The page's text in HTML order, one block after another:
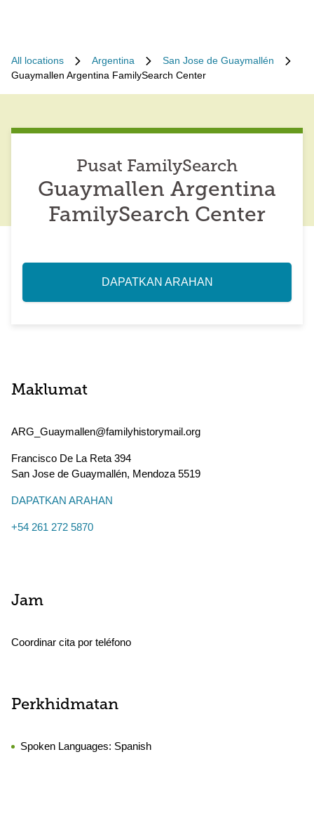
All locations Argentina
San Jose de Guaymallén
Guaymallen Argentina FamilySearch Center
Pusat FamilySearch
Guaymallen Argentina
FamilySearch Center
DAPATKAN ARAHAN
Maklumat
ARG_Guaymallen@familyhistorymail.org
Francisco De La Reta 394
San Jose de Guaymallén, Mendoza 5519
DAPATKAN ARAHAN
+54 261 272 5870
Jam
Coordinar cita por teléfono
Perkhidmatan
Spoken Languages: Spanish